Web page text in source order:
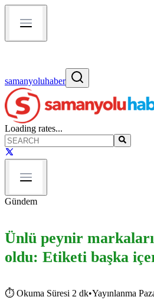
samanyoluhaber
Loading rates...
Gündem
Ünlü peynir
oldu: Etiketi başka
⏱ Okuma Süresi 2 dk•Yayınlanma